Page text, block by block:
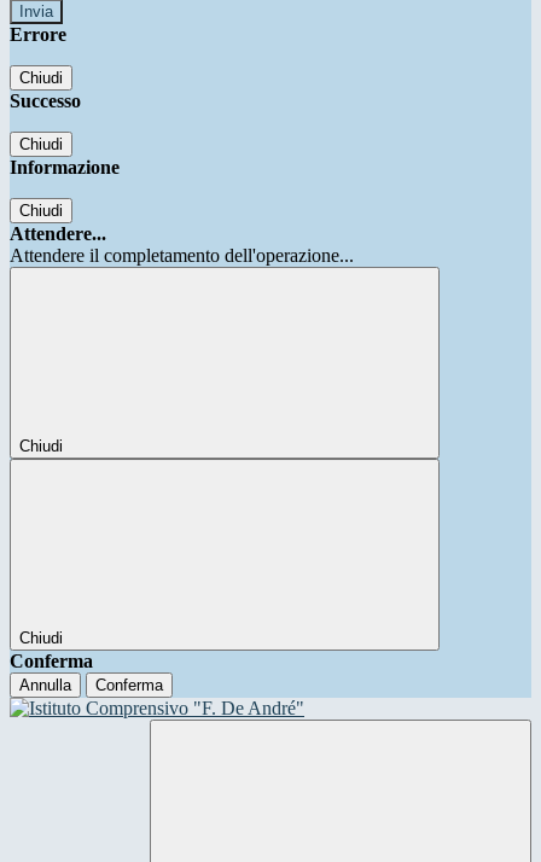
Errore
Chiudi
Successo
Chiudi
Informazione
Chiudi
Attendere...
Attendere il completamento dell'operazione...
Chiudi
Chiudi
Conferma
Annulla Conferma